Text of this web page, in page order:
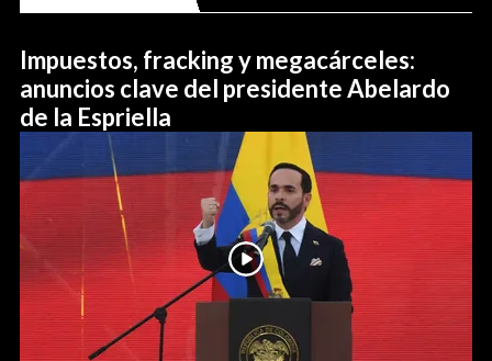
Impuestos, fracking y megacárceles:
anuncios clave del presidente Abelardo
de la Espriella